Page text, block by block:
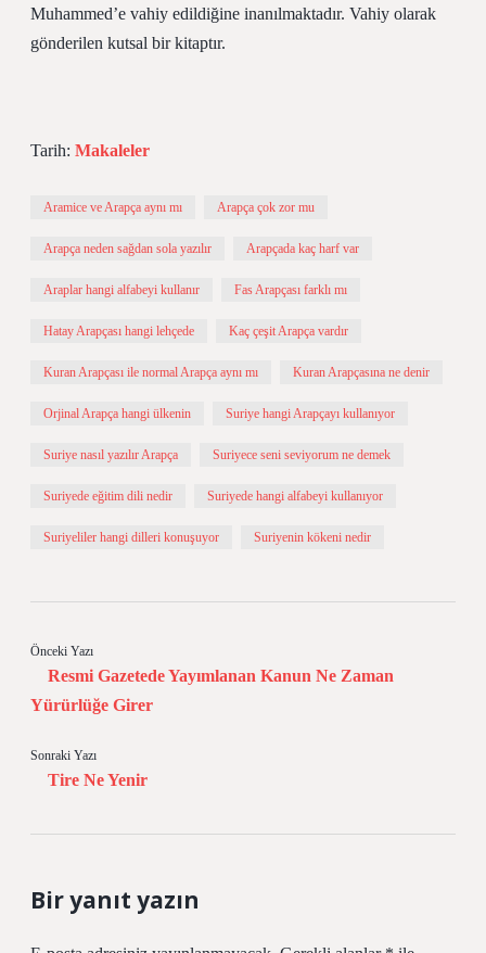
Muhammed’e vahiy edildiğine inanılmaktadır. Vahiy olarak
gönderilen kutsal bir kitaptır.
Tarih: Makaleler
Aramice ve Arapça aynı mı Arapça çok zor mu
Arapça neden sağdan sola yazılır Arapçada kaç harf var
Araplar hangi alfabeyi kullanır Fas Arapçası farklı mı
Hatay Arapçası hangi lehçede Kaç çeşit Arapça vardır
Kuran Arapçası ile normal Arapça aynı mı Kuran Arapçasına ne denir
Orjinal Arapça hangi ülkenin Suriye hangi Arapçayı kullanıyor
Suriye nasıl yazılır Arapça Suriyece seni seviyorum ne demek
Suriyede eğitim dili nedir Suriyede hangi alfabeyi kullanıyor
Suriyeliler hangi dilleri konuşuyor Suriyenin kökeni nedir
Önceki Yazı
Resmi Gazetede Yayımlanan Kanun Ne Zaman
Yürürlüğe Girer
Sonraki Yazı
Tire Ne Yenir
Bir yanıt yazın